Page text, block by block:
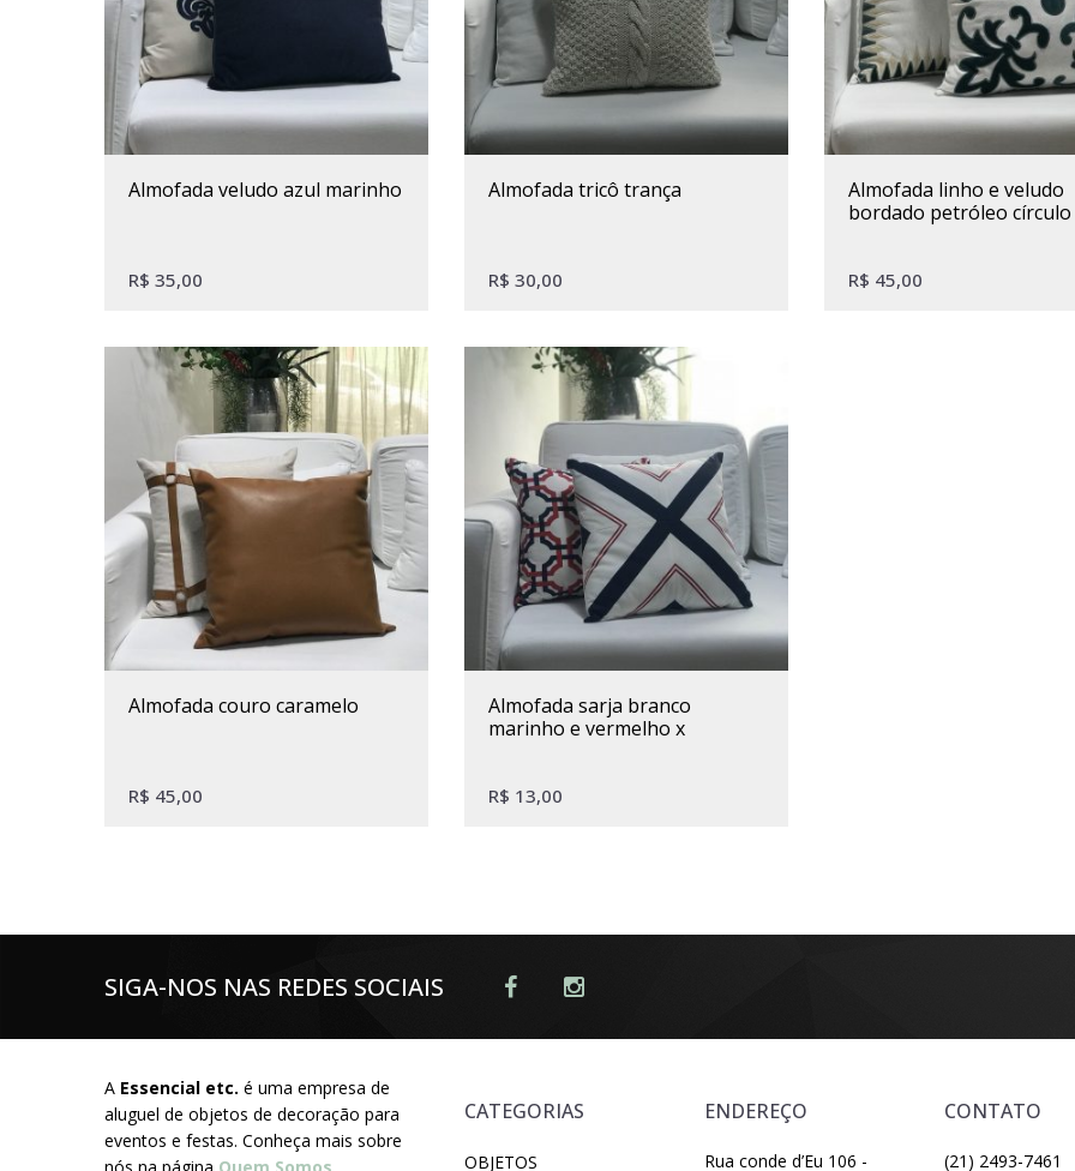
almofada veludo azul marinho
R$ 35,00
almofada tricô trança
R$ 30,00
almofada linho e veludo
bordado petróleo círculo
R$ 45,00
almofada couro caramelo
R$ 45,00
almofada sarja branco
marinho e vermelho x
R$ 13,00
SIGA-NOS NAS REDES SOCIAIS
A Essencial etc. é uma empresa de
aluguel de objetos de decoração para
eventos e festas. Conheça mais sobre
CATEGORIAS
OBJETOS
ENDEREÇO
Rua conde d’Eu 106 -
CONTATO
(21) 2493-7461